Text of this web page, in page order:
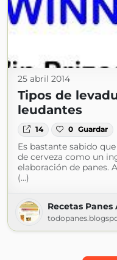
25 abril 2014
Tipos de
leudantes
14 0 Guardar
Es bastante sabido
de cerveza como un
elaboración de panes.
(...)
Recetas